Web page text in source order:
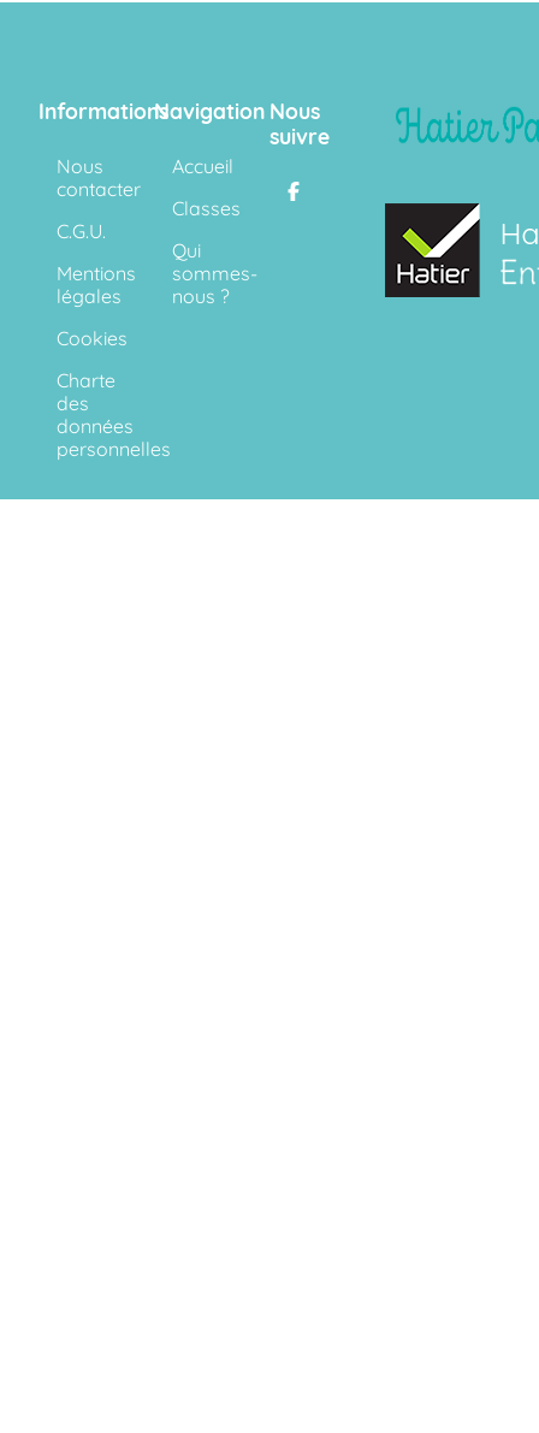
Informations
Nous
contacter
C.G.U.
Mentions
légales
Cookies
Charte
des
données
personnelles
Navigation
Accueil
Classes
Qui
sommes-
nous ?
Nous
suivre